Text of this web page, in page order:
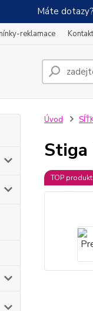
Máte
reklamace
Úvod
Stiga
TOP produkt